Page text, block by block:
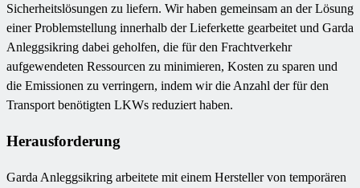
Sicherheitslösungen zu liefern. Wir haben gemeinsam an der Lösung
einer Problemstellung innerhalb der Lieferkette gearbeitet und Garda
Anleggsikring dabei geholfen, die für den Frachtverkehr
aufgewendeten Ressourcen zu minimieren, Kosten zu sparen und
die Emissionen zu verringern, indem wir die Anzahl der für den
Transport benötigten LKWs reduziert haben.
Herausforderung
Garda Anleggsikring arbeitete mit einem Hersteller von temporären